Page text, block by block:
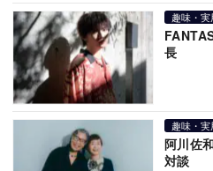
趣味・実
長
趣味・実
阿川佐
対談